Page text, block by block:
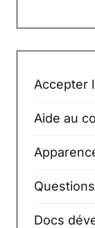
Accepter
Aide au
Docs